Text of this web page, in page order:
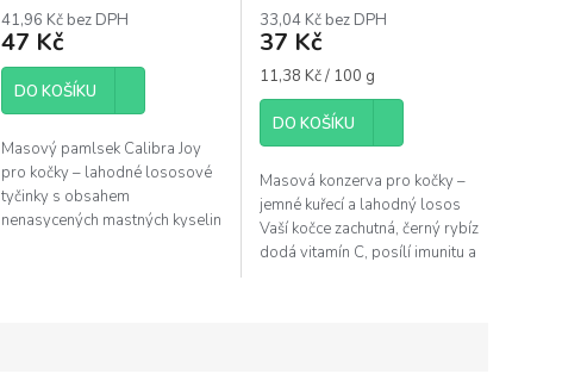
41,96 Kč bez DPH
47 Kč
DO KOŠÍKU
Masový pamlsek Calibra Joy
pro kočky – lahodné lososové
tyčinky s obsahem
nenasycených mastných kyselin
33,04 Kč bez DPH
37 Kč
Měrná
cena:
11,38 Kč / 100 g
DO KOŠÍKU
Masová konzerva pro kočky –
jemné kuřecí a lahodný losos
Vaší kočce zachutná, černý rybíz
dodá vitamín C, posílí imunitu a